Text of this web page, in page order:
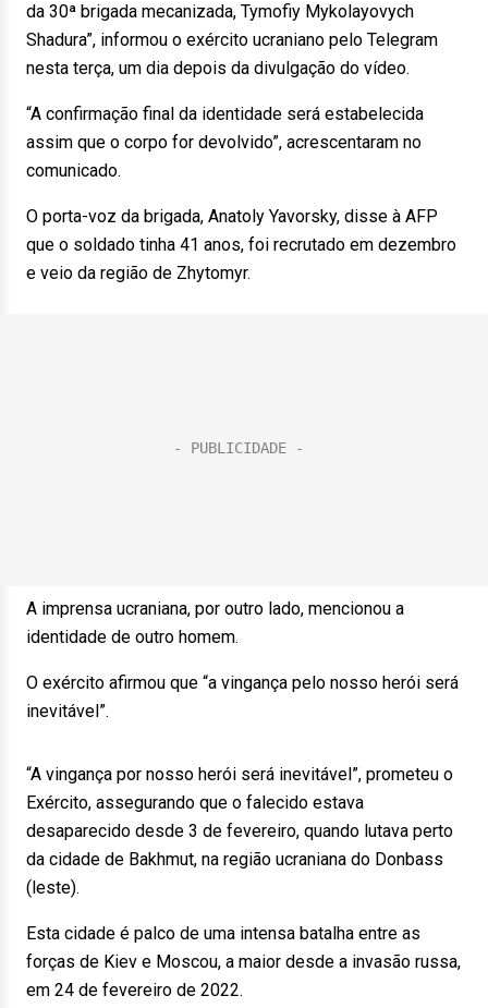
da 30ª brigada mecanizada, Tymofiy Mykolayovych
Shadura”, informou o exército ucraniano pelo Telegram
nesta terça, um dia depois da divulgação do vídeo.
“A confirmação final da identidade será estabelecida
assim que o corpo for devolvido”, acrescentaram no
comunicado.
O porta-voz da brigada, Anatoly Yavorsky, disse à AFP
que o soldado tinha 41 anos, foi recrutado em dezembro
e veio da região de Zhytomyr.
A imprensa ucraniana, por outro lado, mencionou a
identidade de outro homem.
O exército afirmou que “a vingança pelo nosso herói será
inevitável”.
“A vingança por nosso herói será inevitável”, prometeu o
Exército, assegurando que o falecido estava
desaparecido desde 3 de fevereiro, quando lutava perto
da cidade de Bakhmut, na região ucraniana do Donbass
(leste).
Esta cidade é palco de uma intensa batalha entre as
forças de Kiev e Moscou, a maior desde a invasão russa,
em 24 de fevereiro de 2022.